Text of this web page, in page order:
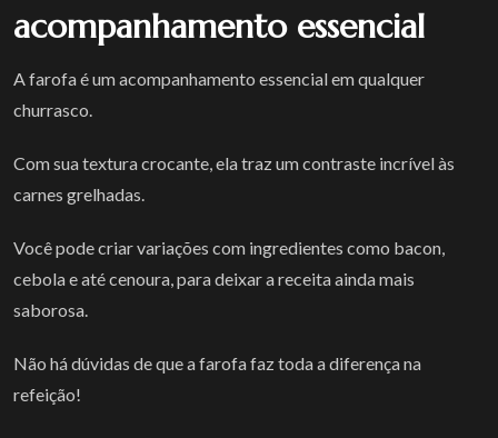
acompanhamento essencial
A farofa é um acompanhamento essencial em qualquer
churrasco.
Com sua textura crocante, ela traz um contraste incrível às
carnes grelhadas.
Você pode criar variações com ingredientes como bacon,
cebola e até cenoura, para deixar a receita ainda mais
saborosa.
Não há dúvidas de que a farofa faz toda a diferença na
refeição!